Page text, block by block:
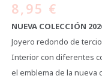
8,95 €
NUEVA COLECCIÓN
Joyero redondo de
Interior con diferentes
el emblema de la nueva